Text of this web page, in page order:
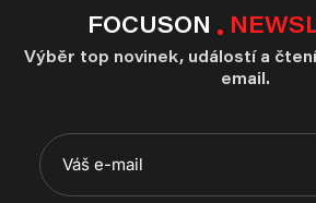
FOCUSON
Výběr top novinek, událostí a
email.